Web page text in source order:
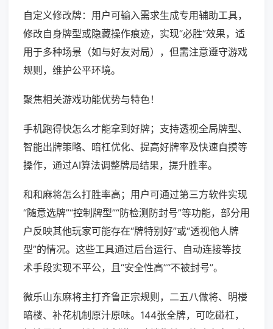
自定义修改牌：用户可输入需求生成专用辅助工具，
修改自身牌型或隐藏操作痕迹，实现“必胜”效果，适
用于多种场景（如与好友对局），但需注意遵守游戏
规则，维护公平环境。
聚焦相关游戏功能优势与特色！
手机跑得快怎么才能拿到好牌；支持透视全局牌型、
智能出牌策略、暗杠优化、提高好牌率及快速自摸等
操作，通过AI算法调整牌局结果，提升胜率。
和和麻将怎么打胜率高；用户可通过第三方软件实现
“随意选牌”“控制牌型”“防检测防封号”等功能，部分用
户反映其他玩家可能存在“牌特别好”或“透视他人牌
型”的情况。这些工具通过后台运行、自动连接等技
术手段实现不平公，且“安全性高”“不被封号”。
微乐山东麻将主打齐鲁正宗规则，二五八做将、明楼
暗楼、补花机制原汁原味。144张全牌，可吃碰杠，